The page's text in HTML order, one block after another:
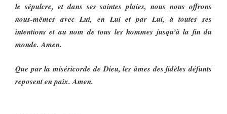
le sépulcre, et dans ses saintes plaies, nous nous offrons
nous-mêmes avec Lui, en Lui et par Lui, à toutes ses
intentions et au nom de tous les hommes jusqu’à la fin du
monde. Amen.
Que par la miséricorde de Dieu, les âmes des fidèles défunts
reposent en paix. Amen.